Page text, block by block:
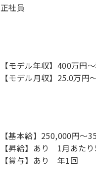
正社員
【モデル年収】400万
【モデル月収】25.0万円
【基本給】250,000円～
【昇給】あり 1月あた
【賞与】あり 年1回